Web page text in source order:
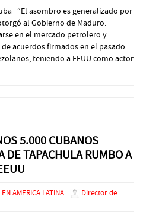
“El asombro es generalizado por
al Gobierno de Maduro.
en el mercado petrolero y
acuerdos firmados en el pasado
teniendo a EEUU como actor
5.000 CUBANOS
DE TAPACHULA RUMBO A
EN AMERICA LATINA
Director de